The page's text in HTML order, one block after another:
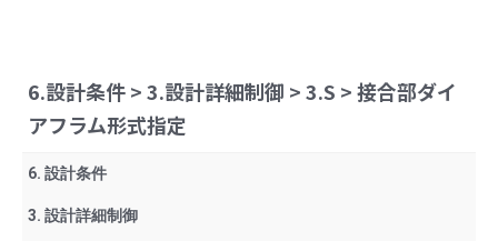
6.設計条件 > 3.設計詳細制御 > 3.S > 接合部ダイ
アフラム形式指定
6. 設計条件
3. 設計詳細制御